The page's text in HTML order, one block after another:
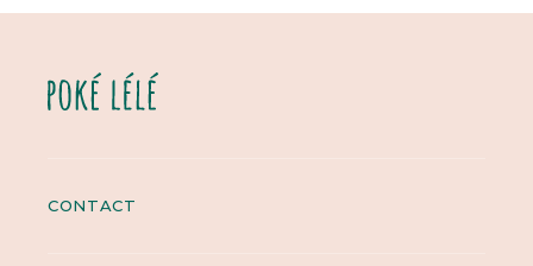
CONTACT